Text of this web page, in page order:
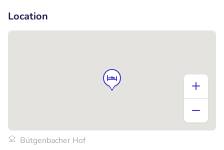
Location
Bütgenbacher Hof